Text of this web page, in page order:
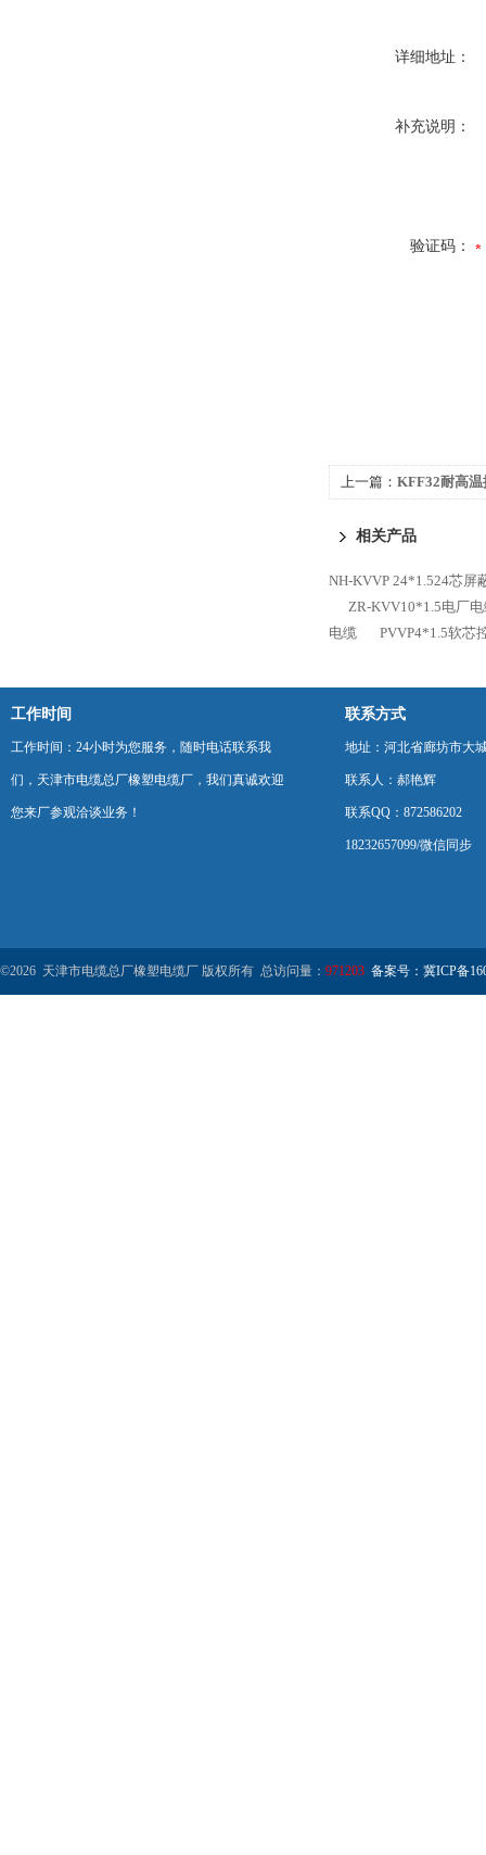
详细地址：
补充说明：
验证码：
上一篇： KFF32耐高温
相关产品
NH-KVVP 24*1.524芯屏
ZR-KVV10*1.5电厂
电缆
PVVP4*1.5软芯
工作时间
工作时间：24小时为您服务，随时电话联系我
们，天津市电缆总厂橡塑电缆厂，我们真诚欢迎
您来厂参观洽谈业务！
联系方式
地址：河北省廊坊市大
联系人：郝艳辉
联系QQ：872586202
18232657099/微信同步
©2026 天津市电缆总厂橡塑电缆厂 版权所有 总访问量： 971203 备案号：冀ICP备